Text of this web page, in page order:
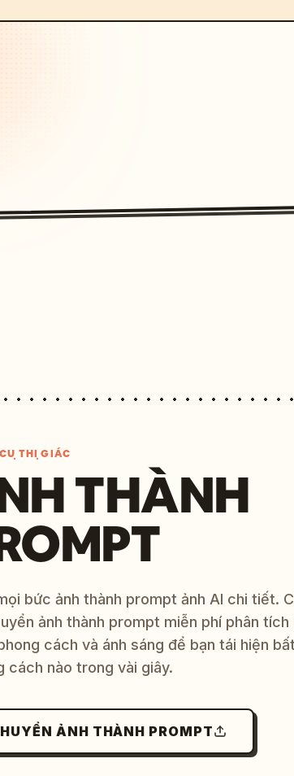
THỊ GIÁC
THÀNH
bức ảnh thành prompt ảnh AI chi tiết.
ảnh thành prompt miễn phí phân tích
cách và ánh sáng để bạn tái hiện
cách nào trong vài giây.
ẢNH THÀNH PROMPT